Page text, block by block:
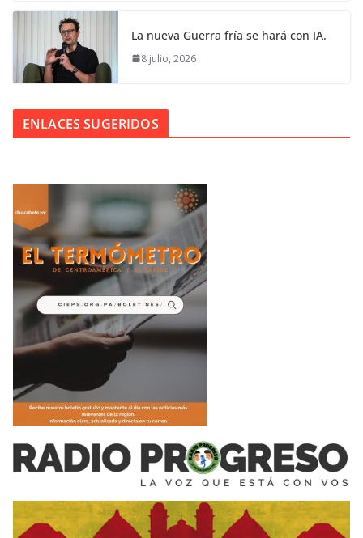
La nueva Guerra fría se hará con IA.
8 julio, 2026
ENLACES SUGERIDOS